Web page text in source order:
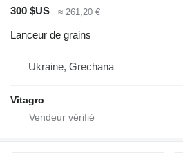
300 $US
≈ 261,20 €
Lanceur de grains
Ukraine, Grechana
Vitagro